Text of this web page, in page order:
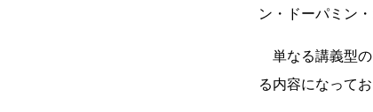
ン・ドーパミン
単なる講義型の
る内容になってお